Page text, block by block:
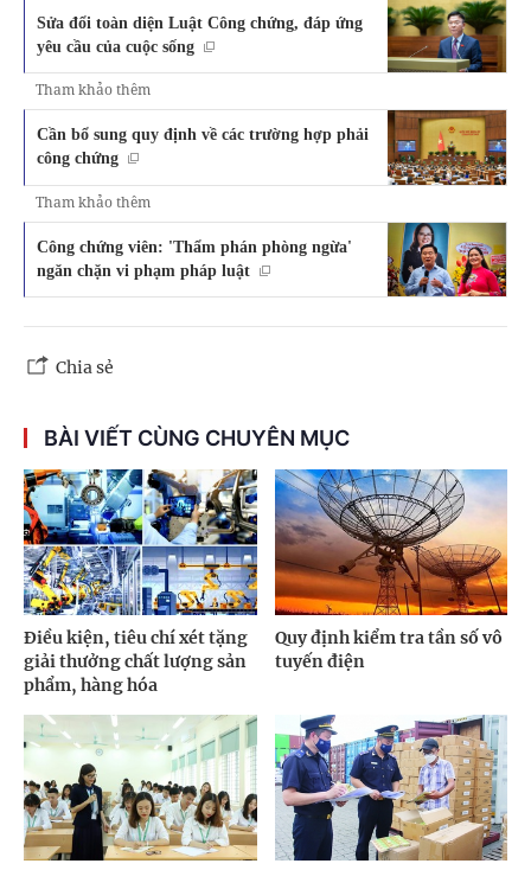
Sửa đổi toàn diện Luật Công chứng, đáp ứng
yêu cầu của cuộc sống
Tham khảo thêm
Cần bổ sung quy định về các trường hợp phải
công chứng
Tham khảo thêm
Công chứng viên: 'Thẩm phán phòng ngừa'
ngăn chặn vi phạm pháp luật
Chia sẻ
BÀI VIẾT CÙNG CHUYÊN MỤC
Điều kiện, tiêu chí xét tặng
giải thưởng chất lượng sản
phẩm, hàng hóa
Quy định kiểm tra tần số vô
tuyến điện